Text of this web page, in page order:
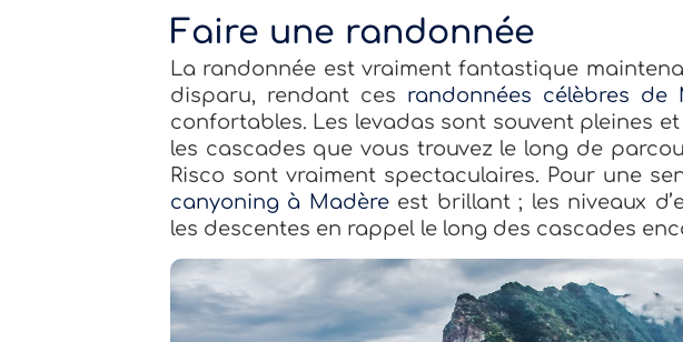
Faire une randonnée
La randonnée est vraiment fantastique
disparu, rendant ces randonnées célèbres de
confortables. Les levadas sont souvent pleines
les cascades que vous trouvez le long de
Risco sont vraiment spectaculaires. Pour une
canyoning à Madèreest brillant ; les niveaux
les descentes en rappel le long des cascades